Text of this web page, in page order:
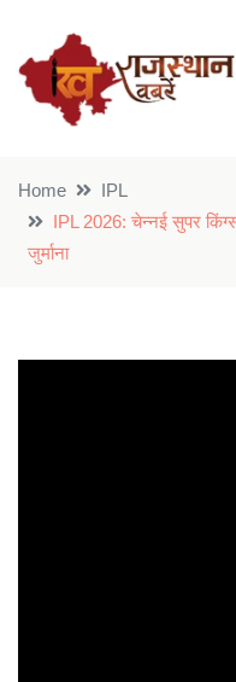
Home
IPL
IPL 2026: चेन्नई सुपर
जुर्माना